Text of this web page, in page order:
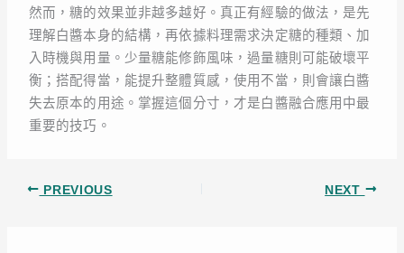
然而，糖的效果並非越多越好。真正有經驗的做法，是先
理解白醬本身的結構，再依據料理需求決定糖的種類、加
入時機與用量。少量糖能修飾風味，過量糖則可能破壞平
衡；搭配得當，能提升整體質感，使用不當，則會讓白醬
失去原本的用途。掌握這個分寸，才是白醬融合應用中最
重要的技巧。
PREVIOUS NEXT